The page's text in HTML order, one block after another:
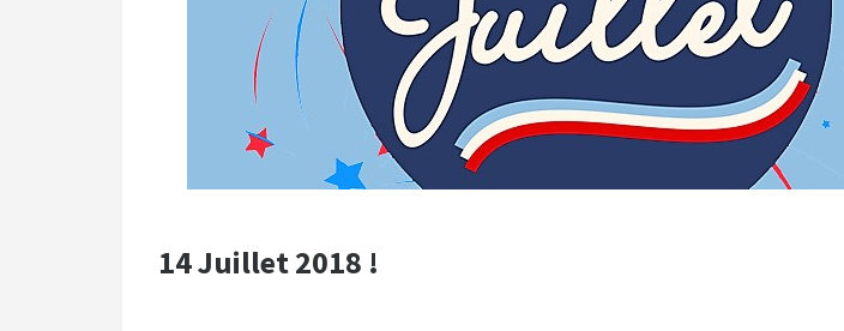
14 Juillet 2018 !